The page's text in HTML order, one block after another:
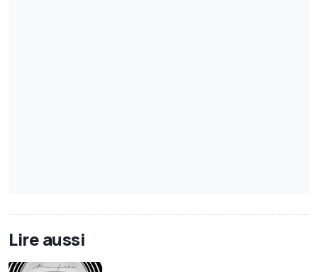
Lire aussi